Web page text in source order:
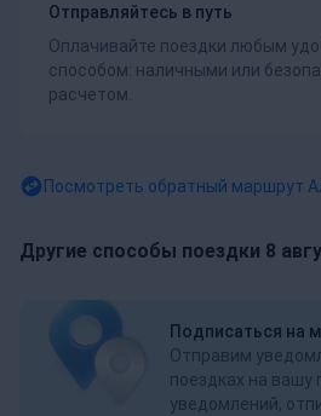
Отправляйтесь в путь
Оплачивайте поездки любым
способом: наличными или
расчетом.
Посмотреть обратный маршрут
Другие способы поездки 8
Подписаться на
Отправим
поездках на вашу
уведомлений,